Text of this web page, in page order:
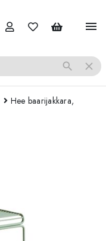
menu
search close
Hee baarijakkara,